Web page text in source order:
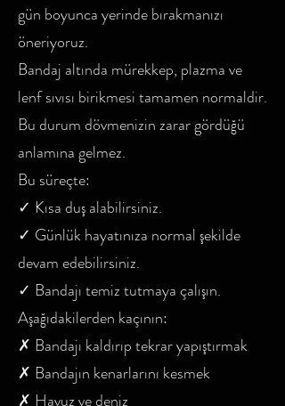
gün boyunca yerinde bırakmanızı
öneriyoruz.
Bandaj altında mürekkep, plazma ve
lenf sıvısı birikmesi tamamen normaldir.
Bu durum dövmenizin zarar gördüğü
anlamına gelmez.
Bu süreçte:
✓ Kısa duş alabilirsiniz.
✓ Günlük hayatınıza normal şekilde
devam edebilirsiniz.
✓ Bandajı temiz tutmaya çalışın.
Aşağıdakilerden kaçının:
✗ Bandajı kaldırıp tekrar yapıştırmak
✗ Bandajın kenarlarını kesmek
✗ Havuz ve deniz